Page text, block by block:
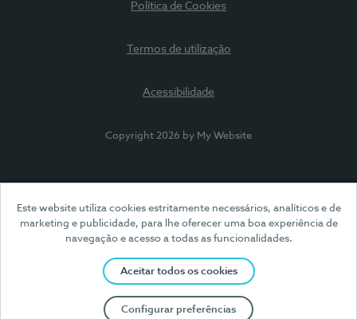
Este website utiliza cookies estritamente necessários, analíticos e de
marketing e publicidade, para lhe oferecer uma boa experiência de
navegação e acesso a todas as funcionalidades.
Aceitar todos os cookies
Configurar preferências
Política de Cookies
Termos de utilização
Acessibilidade
Copyright 2026 by My Website